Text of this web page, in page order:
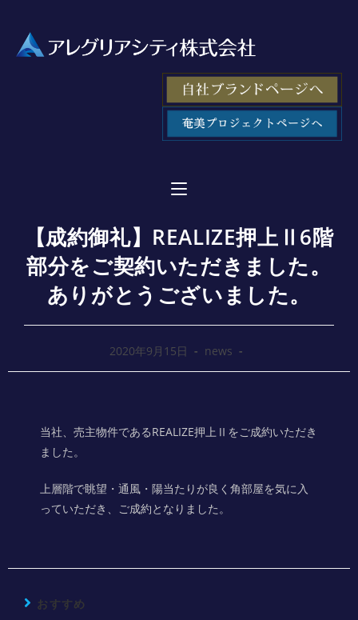
【成約御礼】REALIZE押上Ⅱ6階
部分をご契約いただきました。
ありがとうございました。
2020年9月15日 news
当社、売主物件であるREALIZE押上Ⅱをご成約いただき
ました。
上層階で眺望・通風・陽当たりが良く角部屋を気に入
っていただき、ご成約となりました。
おすすめ